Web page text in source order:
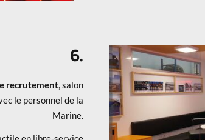
6.
recrutement, salon
le personnel de la
Marine.